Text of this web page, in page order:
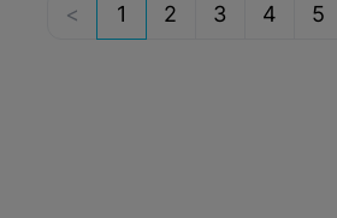
1 2 3 4 5